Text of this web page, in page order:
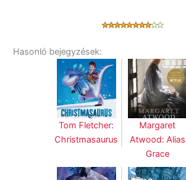
Hasonló bejegyzések:
Tom Fletcher:
Christmasaurus
Margaret
Atwood: Alias
Grace